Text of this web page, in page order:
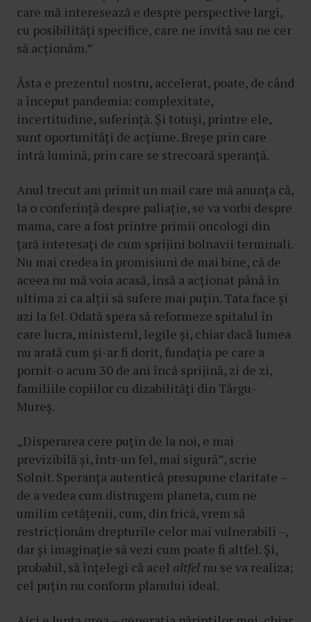
care mă interesează e despre perspective largi,
cu posibilități specifice, care ne invită sau ne cer
să acționăm.”
Ăsta e prezentul nostru, accelerat, poate, de când
a început pandemia: complexitate,
incertitudine, suferință. Și totuși, printre ele,
sunt oportunități de acțiune. Breșe prin care
intră lumină, prin care se strecoară speranță.
Anul trecut am primit un mail care mă anunța că,
la o conferință despre paliație, se va vorbi despre
mama, care a fost printre primii oncologi din
țară interesați de cum sprijini bolnavii terminali.
Nu mai credea în promisiuni de mai bine, că de
aceea nu mă voia acasă, însă a acționat până în
ultima zi ca alții să sufere mai puțin. Tata face și
azi la fel. Odată spera să reformeze spitalul în
care lucra, ministerul, legile și, chiar dacă lumea
nu arată cum și-ar fi dorit, fundația pe care a
pornit-o acum 30 de ani încă sprijină, zi de zi,
familiile copiilor cu dizabilități din Târgu-
Mureș.
„Disperarea cere puțin de la noi, e mai
previzibilă și, într-un fel, mai sigură”, scrie
Solnit. Speranța autentică presupune claritate –
de a vedea cum distrugem planeta, cum ne
umilim cetățenii, cum, din frică, vrem să
restricționăm drepturile celor mai vulnerabili –,
dar și imaginație să vezi cum poate fi altfel. Și,
probabil, să înțelegi că acel altfel nu se va realiza;
cel puțin nu conform planului ideal.